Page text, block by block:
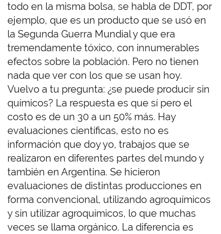
todo en la misma bolsa, se habla de DDT, por
ejemplo, que es un producto que se usó en
la Segunda Guerra Mundial y que era
tremendamente tóxico, con innumerables
efectos sobre la población. Pero no tienen
nada que ver con los que se usan hoy.
Vuelvo a tu pregunta: ¿se puede producir sin
químicos? La respuesta es que sí pero el
costo es de un 30 a un 50% más. Hay
evaluaciones científicas, esto no es
información que doy yo, trabajos que se
realizaron en diferentes partes del mundo y
también en Argentina. Se hicieron
evaluaciones de distintas producciones en
forma convencional, utilizando agroquímicos
y sin utilizar agroquímicos, lo que muchas
veces se llama orgánico. La diferencia es